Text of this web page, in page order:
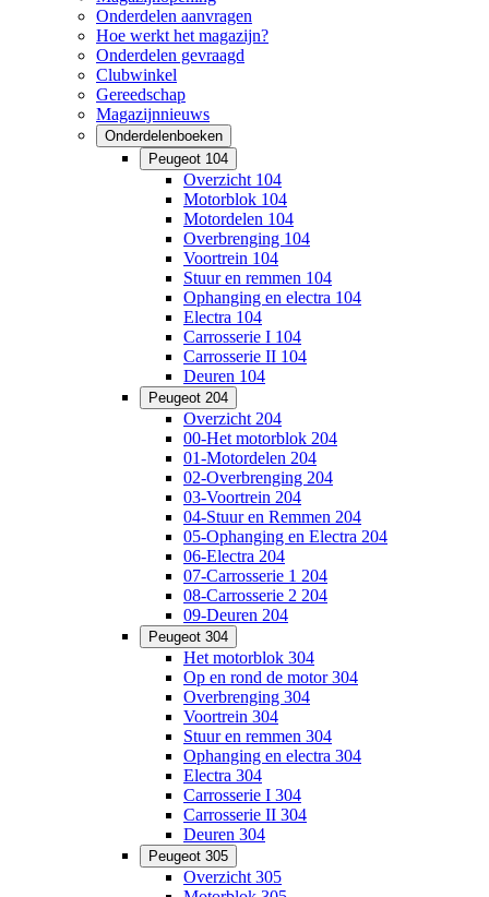
Onderdelen aanvragen
Hoe werkt het magazijn?
Onderdelen gevraagd
Clubwinkel
Gereedschap
Magazijnnieuws
Onderdelenboeken
Peugeot 104
Overzicht 104
Motorblok 104
Motordelen 104
Overbrenging 104
Voortrein 104
Stuur en remmen 104
Ophanging en electra 104
Electra 104
Carrosserie I 104
Carrosserie II 104
Deuren 104
Peugeot 204
Overzicht 204
00-Het motorblok 204
01-Motordelen 204
02-Overbrenging 204
03-Voortrein 204
04-Stuur en Remmen 204
05-Ophanging en Electra 204
06-Electra 204
07-Carrosserie 1 204
08-Carrosserie 2 204
09-Deuren 204
Peugeot 304
Het motorblok 304
Op en rond de motor 304
Overbrenging 304
Voortrein 304
Stuur en remmen 304
Ophanging en electra 304
Electra 304
Carrosserie I 304
Carrosserie II 304
Deuren 304
Peugeot 305
Overzicht 305